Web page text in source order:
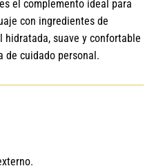
es el complemento ideal para
con ingredientes de
suave y confortable
de cuidado personal.